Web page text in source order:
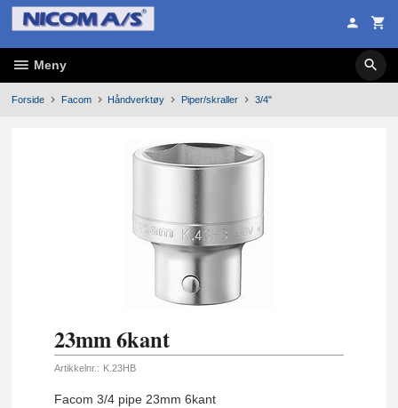
Gå
innholdet
Meny
Forside Facom Håndverktøy Piper/skraller 3/4"
23mm 6kant
Artikkelnr.: K.23HB
Facom 3/4 pipe 23mm 6kant